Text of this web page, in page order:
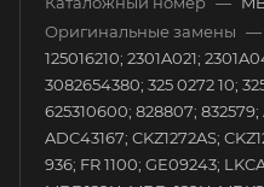
Оригинальные замены —
125016210; 2301A021;
3082654380; 325 0272 10;
625310600; 828807; 832579;
ADC43167; CKZ1272AS;
936; FR 1100; GE09243;